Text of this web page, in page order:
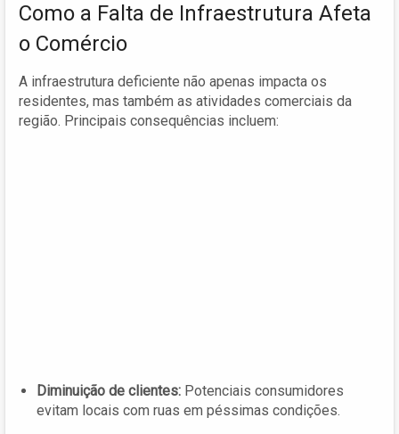
Como a Falta de Infraestrutura Afeta
o Comércio
A infraestrutura deficiente não apenas impacta os
residentes, mas também as atividades comerciais da
região. Principais consequências incluem:
Diminuição de clientes: Potenciais consumidores
evitam locais com ruas em péssimas condições.